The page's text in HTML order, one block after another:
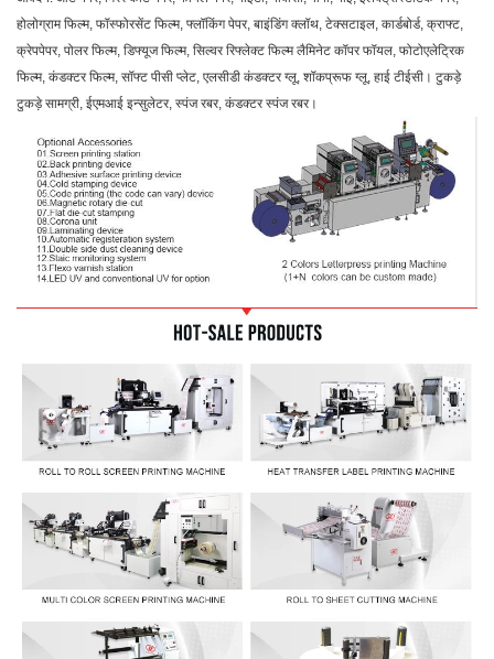
होलोग्राम फिल्म, फॉस्फोरसेंट फिल्म, फ्लॉकिंग पेपर, बाइंडिंग क्लॉथ, टेक्सटाइल, कार्डबोर्ड, क्राफ्ट,
क्रेपपेपर, पोलर फिल्म, डिफ्यूज फिल्म, सिल्वर रिफ्लेक्ट फिल्म लैमिनेट कॉपर फॉयल, फोटोएलेट्रिक
फिल्म, कंडक्टर फिल्म, सॉफ्ट पीसी प्लेट, एलसीडी कंडक्टर ग्लू, शॉकप्रूफ ग्लू, हाई टीईसी। टुकड़े
टुकड़े सामग्री, ईएमआई इन्सुलेटर, स्पंज रबर, कंडक्टर स्पंज रबर।